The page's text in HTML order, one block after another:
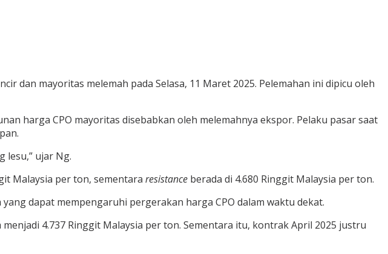
dan mayoritas melemah pada Selasa, 11 Maret 2025. Pelemahan ini dipicu oleh
harga CPO mayoritas disebabkan oleh melemahnya ekspor. Pelaku pasar saat
lesu,” ujar Ng.
Malaysia per ton, sementara resistance berada di 4.680 Ringgit Malaysia per ton.
dapat mempengaruhi pergerakan harga CPO dalam waktu dekat.
4.737 Ringgit Malaysia per ton. Sementara itu, kontrak April 2025 justru